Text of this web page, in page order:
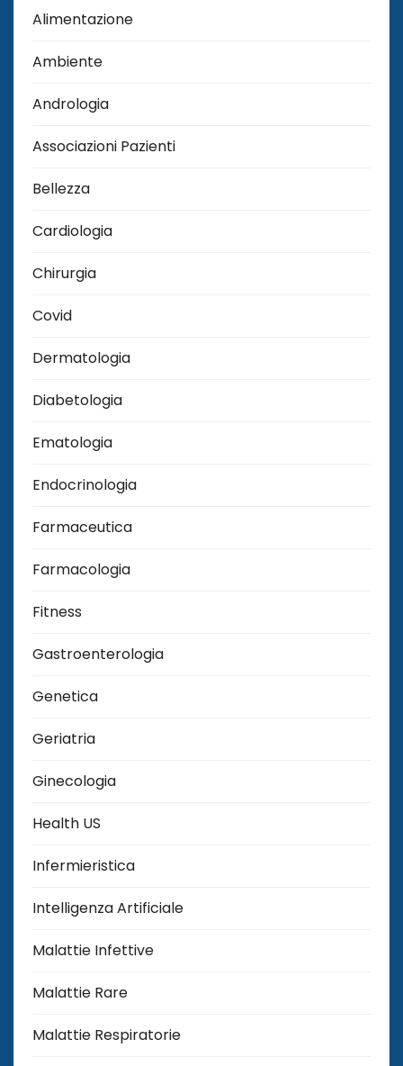
Alimentazione
Ambiente
Andrologia
Associazioni Pazienti
Bellezza
Cardiologia
Chirurgia
Covid
Dermatologia
Diabetologia
Ematologia
Endocrinologia
Farmaceutica
Farmacologia
Fitness
Gastroenterologia
Genetica
Geriatria
Ginecologia
Health US
Infermieristica
Intelligenza Artificiale
Malattie Infettive
Malattie Rare
Malattie Respiratorie